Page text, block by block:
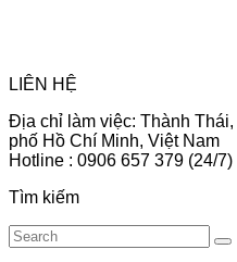
LIÊN HỆ
Địa chỉ làm việc: Thành
phố Hồ Chí Minh, Việt Nam
Hotline : 0906 657 379 (24/7)
Tìm kiếm